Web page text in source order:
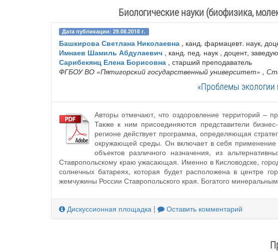
Биологические науки (биофизика,
Дата публикации: 29.08.2018 г.
Башкирова Светлана Николаевна , канд. фармацевт. наук,
Имнаев Шамиль Абдулаевич , канд. пед. наук , доцент,
Сарибекянц Елена Борисовна , старший преподаватель
ФГБОУ ВО «Пятигорский государственный университет» ,
«Проблемы
Авторы отмечают, что оздоровление территорий –
Также к ним присоединяются представители
регионе действует программа, определяющая
окружающей среды. Он включает в себя применение
объектов различного назначения, из
Ставропольскому краю ужасающая. Именно в Кисловодске,
солнечных батареях, которая будет расположена в центре
жемчужины России Ставропольского края. Богатого
Дискуссионная площадка | Оставить комментарий